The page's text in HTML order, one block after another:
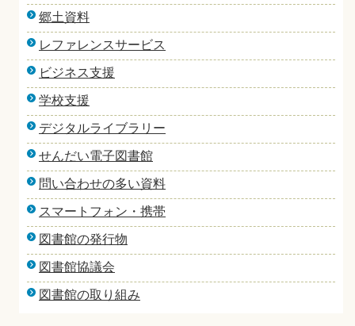
郷土資料
レファレンスサービス
ビジネス支援
学校支援
デジタルライブラリー
せんだい電子図書館
問い合わせの多い資料
スマートフォン・携帯
図書館の発行物
図書館協議会
図書館の取り組み